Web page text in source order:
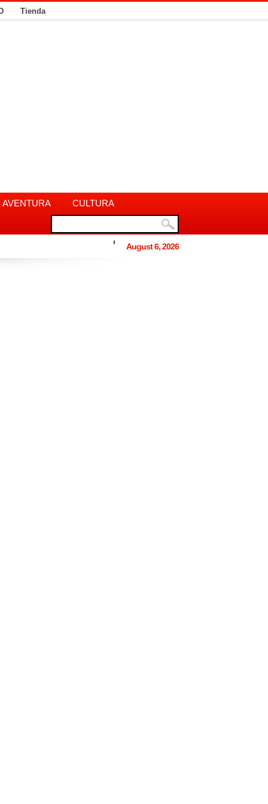
Tienda
AVENTURA CULTURA
August 6, 2026